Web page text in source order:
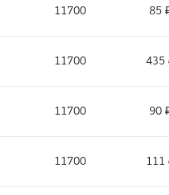
11700 85
11700 435
11700 90
11700 111